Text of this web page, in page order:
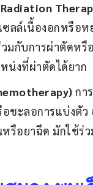
ซลล์เนื้องอกหรือห
วมกับการผ่าตัดห
น่งที่ผ่าตัดได้ยาก
กา
อชะลอการแบ่งตั
รือยาฉีด มักใช้ร่ว